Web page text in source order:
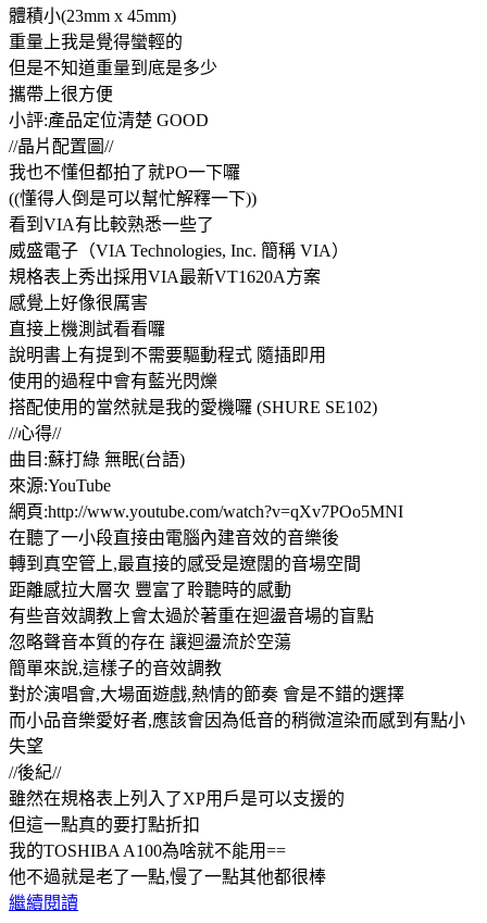
體積小(23mm x 45mm)
重量上我是覺得蠻輕的
但是不知道重量到底是多少
攜帶上很方便
小評:產品定位清楚 GOOD
//晶片配置圖//
我也不懂但都拍了就PO一下囉
((懂得人倒是可以幫忙解釋一下))
看到VIA有比較熟悉一些了
威盛電子（VIA Technologies, Inc. 簡稱 VIA）
規格表上秀出採用VIA最新VT1620A方案
感覺上好像很厲害
直接上機測試看看囉
說明書上有提到不需要驅動程式 隨插即用
使用的過程中會有藍光閃爍
搭配使用的當然就是我的愛機囉 (SHURE SE102)
//心得//
曲目:蘇打綠 無眠(台語)
來源:YouTube
網頁:http://www.youtube.com/watch?v=qXv7POo5MNI
在聽了一小段直接由電腦內建音效的音樂後
轉到真空管上,最直接的感受是遼闊的音場空間
距離感拉大層次 豐富了聆聽時的感動
有些音效調教上會太過於著重在迴盪音場的盲點
忽略聲音本質的存在 讓迴盪流於空蕩
簡單來說,這樣子的音效調教
對於演唱會,大場面遊戲,熱情的節奏 會是不錯的選擇
而小品音樂愛好者,應該會因為低音的稍微渲染而感到有點小
失望
//後紀//
雖然在規格表上列入了XP用戶是可以支援的
但這一點真的要打點折扣
我的TOSHIBA A100為啥就不能用==
他不過就是老了一點,慢了一點其他都很棒
繼續閱讀